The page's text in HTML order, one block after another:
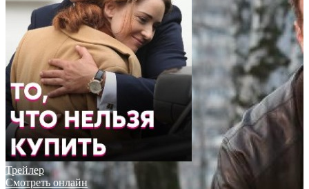
Трейлер
Смотреть онлайн